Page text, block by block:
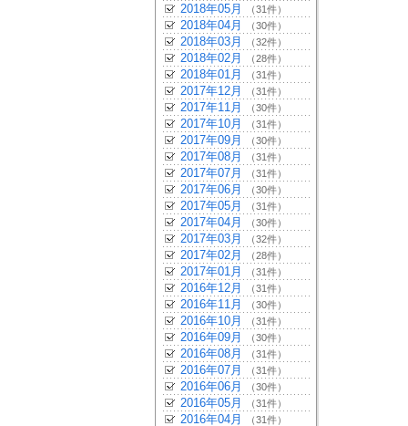
2018年05月 （31件）
2018年04月 （30件）
2018年03月 （32件）
2018年02月 （28件）
2018年01月 （31件）
2017年12月 （31件）
2017年11月 （30件）
2017年10月 （31件）
2017年09月 （30件）
2017年08月 （31件）
2017年07月 （31件）
2017年06月 （30件）
2017年05月 （31件）
2017年04月 （30件）
2017年03月 （32件）
2017年02月 （28件）
2017年01月 （31件）
2016年12月 （31件）
2016年11月 （30件）
2016年10月 （31件）
2016年09月 （30件）
2016年08月 （31件）
2016年07月 （31件）
2016年06月 （30件）
2016年05月 （31件）
2016年04月 （31件）